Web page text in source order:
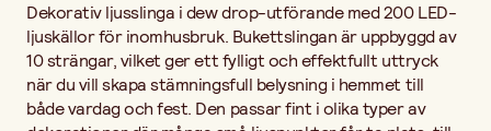
Dekorativ ljusslinga i dew drop-utförande med 200 LED-
ljuskällor för inomhusbruk. Bukettslingan är uppbyggd av
10 strängar, vilket ger ett fylligt och effektfullt uttryck
när du vill skapa stämningsfull belysning i hemmet till
både vardag och fest. Den passar fint i olika typer av